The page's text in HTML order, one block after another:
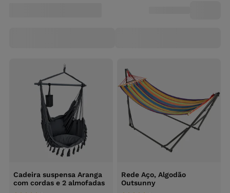
Cadeira suspensa Aranga
com cordas e 2 almofadas
Rede Aço, Algodão
Outsunny